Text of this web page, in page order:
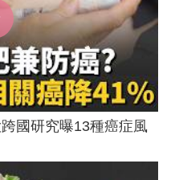
國研究曝13種癌症風